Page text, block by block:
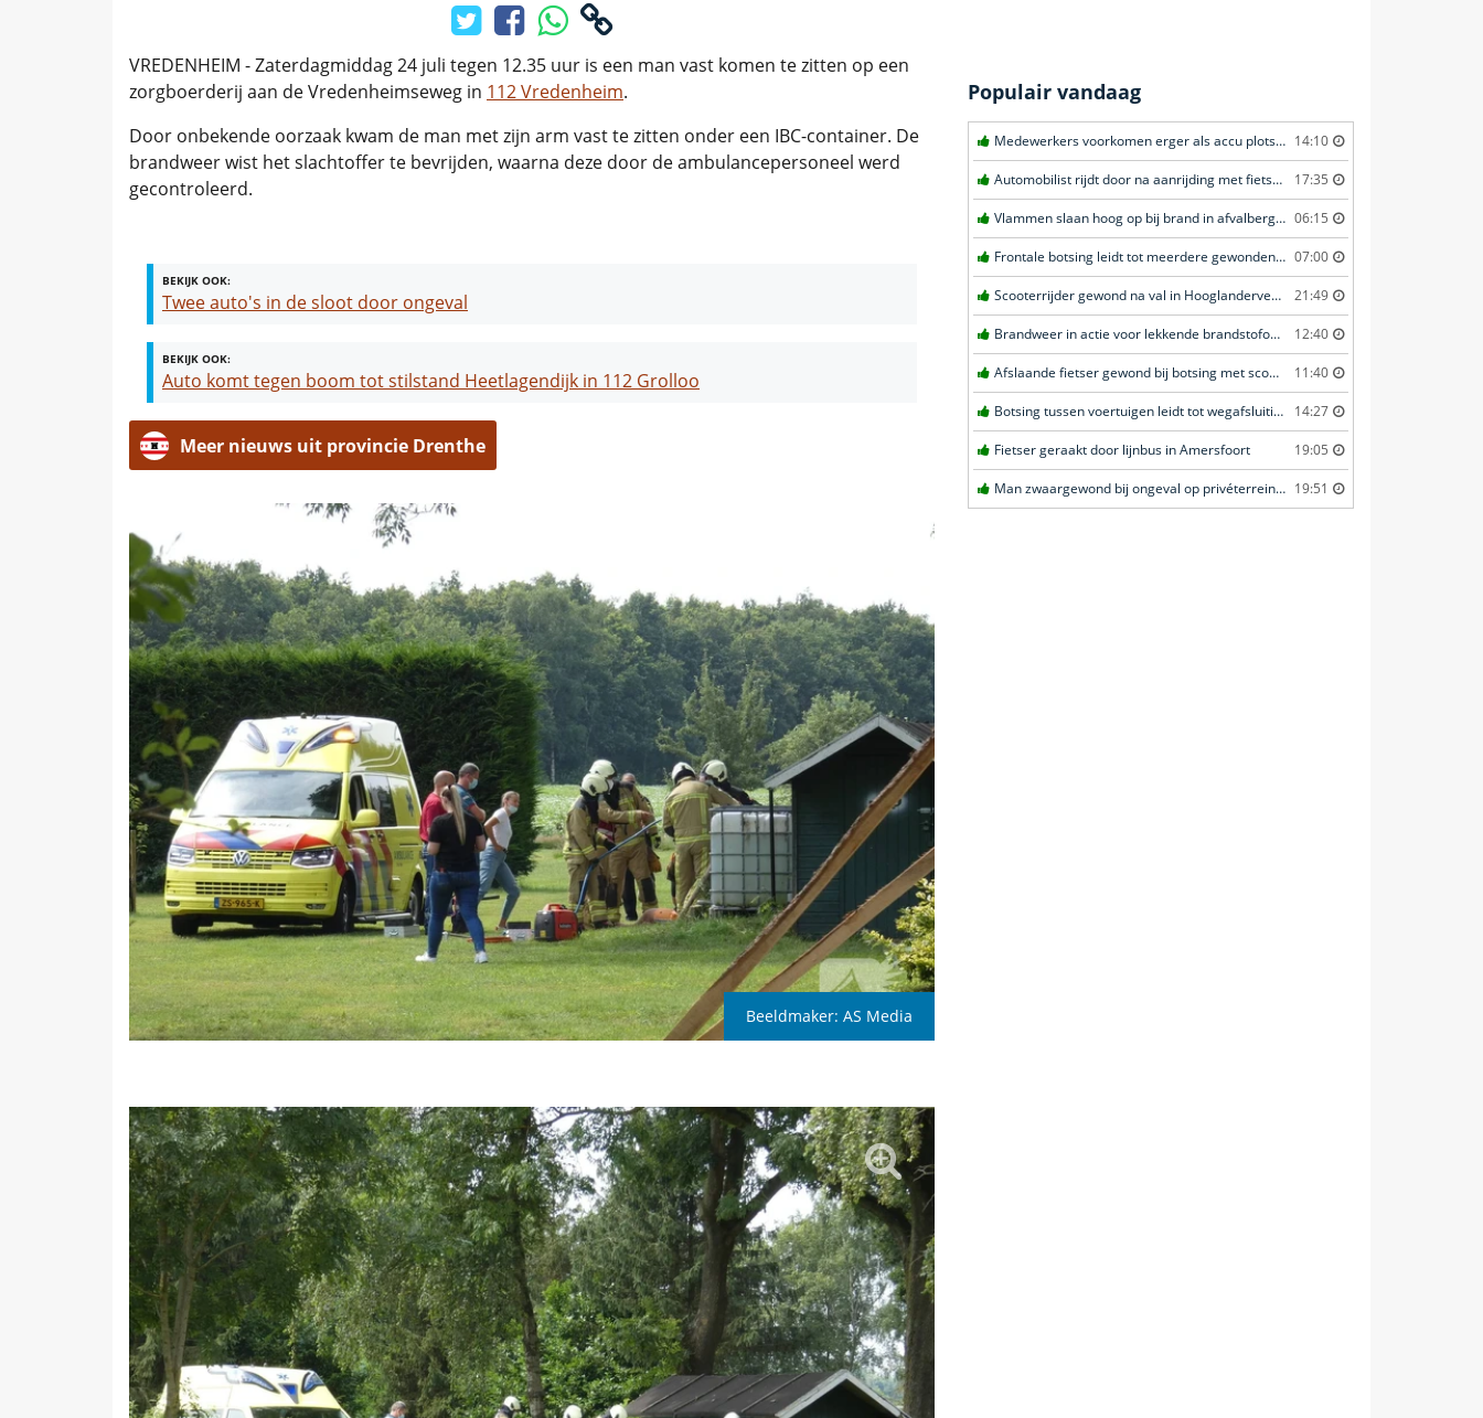
VREDENHEIM - Zaterdagmiddag 24 juli tegen 12.35 uur is een man vast komen te zitten op een
zorgboerderij aan de Vredenheimseweg in 112 Vredenheim.
Door onbekende oorzaak kwam de man met zijn arm vast te zitten onder een IBC-container. De
brandweer wist het slachtoffer te bevrijden, waarna deze door de ambulancepersoneel werd
gecontroleerd.
BEKIJK OOK:
Twee auto's in de sloot door ongeval
BEKIJK OOK:
Auto komt tegen boom tot stilstand Heetlagendijk in 112 Grolloo
Meer nieuws uit provincie Drenthe
Beeldmaker: AS Media
Populair vandaag
Medewerkers voorkomen erger als accu plots in brand vliegt in Amersfoort 14:10
Automobilist rijdt door na aanrijding met fietster in Amersfoort 17:35
Vlammen slaan hoog op bij brand in afvalberg in Amersfoort 06:15
Frontale botsing leidt tot meerdere gewonden in Bunschoten-Spakenburg 07:00
Scooterrijder gewond na val in Hooglanderveen 21:49
Brandweer in actie voor lekkende brandstofoplegger in Stroe 12:40
Afslaande fietser gewond bij botsing met scooterrijder in Katwijk 11:40
Botsing tussen voertuigen leidt tot wegafsluiting in Ommen 14:27
Fietser geraakt door lijnbus in Amersfoort 19:05
Man zwaargewond bij ongeval op privéterrein in Veghel 19:51